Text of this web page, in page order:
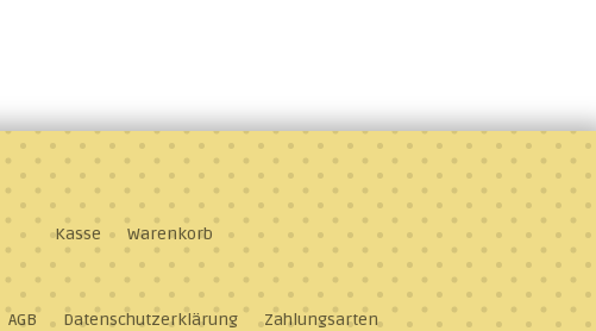
Kasse Warenkorb
AGB Datenschutzerklärung Zahlungsarten